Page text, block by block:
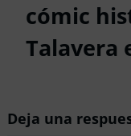
cómic
Talavera
Deja una